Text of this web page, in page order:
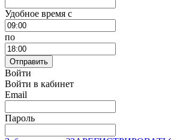
Удобное время c
по
Отправить
Войти
Войти в кабинет
Email
Пароль